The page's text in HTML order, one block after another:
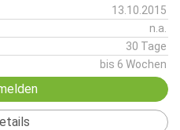
13.10.2015
n.a.
30 Tage
bis 6 Wochen